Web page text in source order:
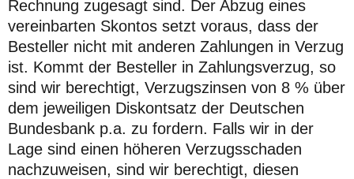
Rechnung zugesagt sind. Der Abzug eines
vereinbarten Skontos setzt voraus, dass der
Besteller nicht mit anderen Zahlungen in Verzug
ist. Kommt der Besteller in Zahlungsverzug, so
sind wir berechtigt, Verzugszinsen von 8 % über
dem jeweiligen Diskontsatz der Deutschen
Bundesbank p.a. zu fordern. Falls wir in der
Lage sind einen höheren Verzugsschaden
nachzuweisen, sind wir berechtigt, diesen